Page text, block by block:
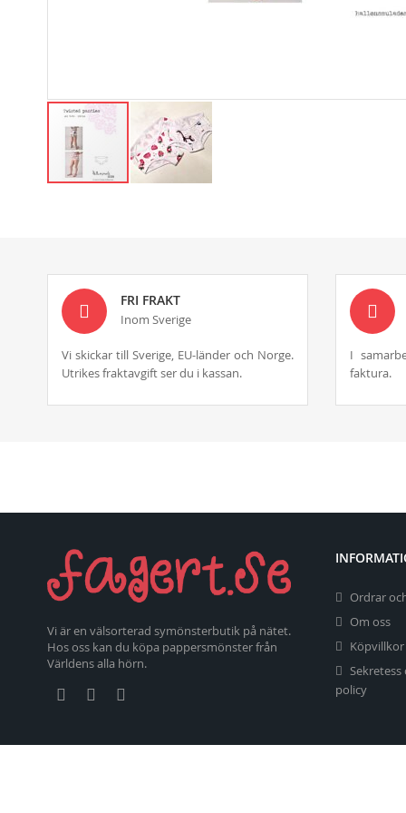
the
images
gallery
FRI FRAKT
Inom Sverige
Vi skickar till Sverige, EU-länder och Norge.
Utrikes fraktavgift ser du i kassan.
I
faktura.
Vi är en välsorterad symönsterbutik på nätet.
Hos oss kan du köpa pappersmönster från
Världens alla hörn.
Ordrar
Om oss
Köpvillkor
Sekretess
policy